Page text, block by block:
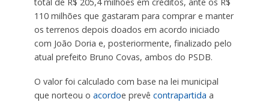
110 milhões que gastaram para comprar e manter
os terrenos depois doados em acordo iniciado
com João Doria e, posteriormente, finalizado pelo
atual prefeito Bruno Covas, ambos do PSDB.
O valor foi calculado com base na lei municipal
que norteou o acordoe prevê contrapartida a